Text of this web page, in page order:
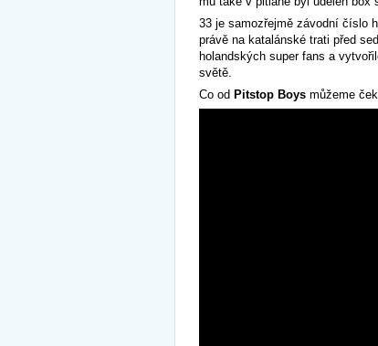
33 je samozřejmě závodní číslo
právě na katalánské trati před
holandských super fans a
světě.
Co od Pitstop Boys můžeme